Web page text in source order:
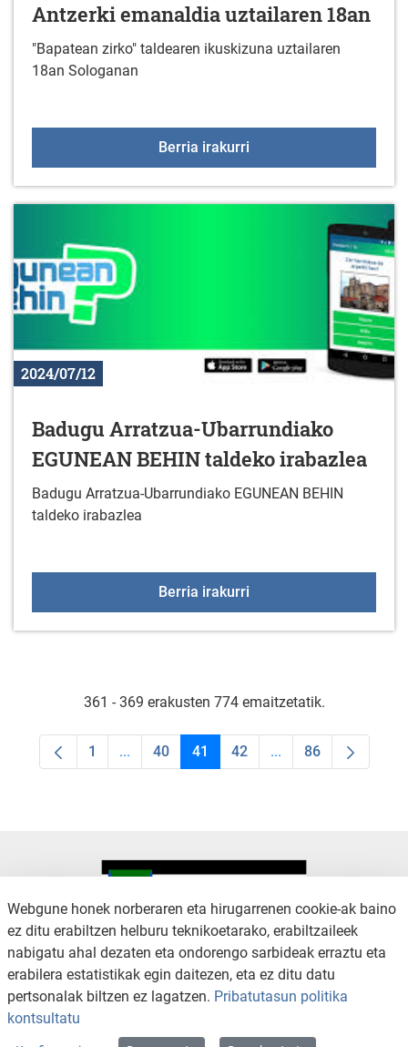
Antzerki emanaldia uztailaren 18an
"Bapatean zirko" taldearen ikuskizuna uztailaren
18an Sologanan
Berria irakurri
2024/07/12
Badugu Arratzua-Ubarrundiako
EGUNEAN BEHIN taldeko irabazlea
Badugu Arratzua-Ubarrundiako EGUNEAN BEHIN
taldeko irabazlea
Berria irakurri
361 - 369 erakusten 774 emaitzetatik.
Orrialdea
1 ...Intermediate Pages Use TAB to navigate.
Orrialdea
40 Orrialdea
41 Orrialdea
42 ...Intermediate Pages
Orrialdea
86
KONTAKTUA
LEGE OHARRA
SALAKETA KANALA
PRIBATUTASUN POLITIKA
Webgune honek norberaren eta hirugarrenen cookie-ak baino
ez ditu erabiltzen helburu teknikoetarako, erabiltzaileek
nabigatu ahal dezaten eta ondorengo sarbideak erraztu eta
erabilera estatistikak egin daitezen, eta ez ditu datu
pertsonalak biltzen ez lagatzen. Pribatutasun politika
kontsultatu